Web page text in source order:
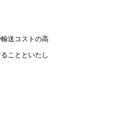
送コストの高
ことといたし